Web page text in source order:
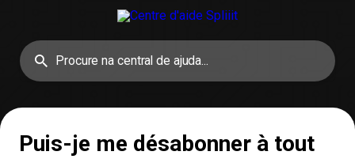
Puis-je me désabonner à tout